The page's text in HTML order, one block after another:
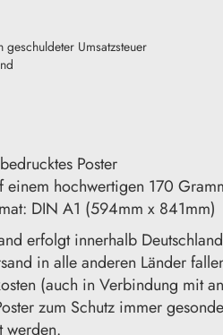
geschuldeter Umsatzsteuer
Poster
einem hochwertigen 170
DIN A1 (594mm x 841mm)
erfolgt innerhalb
in alle anderen Länder
(auch in Verbindung mit
zum Schutz immer
werden.